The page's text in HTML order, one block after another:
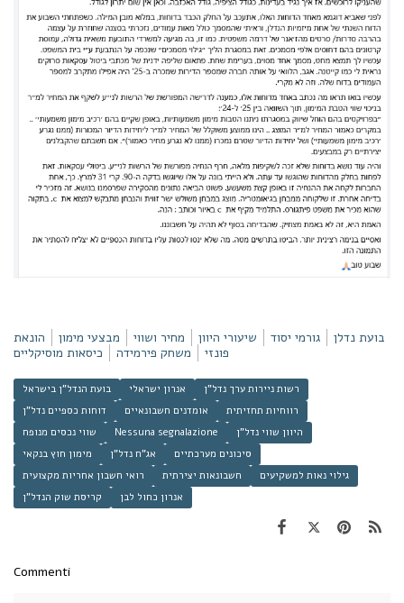
בועת נדלן גורמי יסוד שיעורי היוון מחיר ושווי מבצעי מימון
הונאת
פונזי
משחק פירמידה כיסאות מוסיקליים
בועת הנדל"ן בישראל אנרון ישראלי
רשות ניירות ערך נדל"ן
דוחות כספיים נדל"ן
אומדנים חשבונאיים
רווחיות תחזיתית
שווי נכסים מנופח
Nessuna segnalazione
היוון שווי נדל"ן
מימון חוץ בנקאי
אג"ח נדל"ן
סיכונים מערכתיים
רואי חשבון אחריות מקצועית
חשבונאות יצירתית
גילוי נאות למשקיעים
קריסת שוק הנדל"ן
אנרון כחול לבן
Commenti